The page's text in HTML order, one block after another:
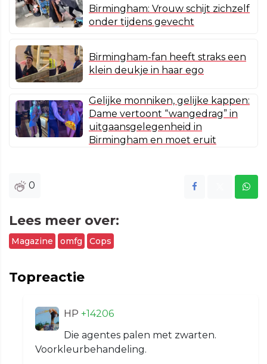
Birmingham: Vrouw schijt zichzelf
onder tijdens gevecht
Birmingham-fan heeft straks een
klein deukje in haar ego
Gelijke monniken, gelijke kappen:
Dame vertoont “wangedrag” in
uitgaansgelegenheid in
Birmingham en moet eruit
0
Lees meer over:
Magazine omfg Cops
Topreactie
HP +14206
Die agentes palen met zwarten.
Voorkleurbehandeling.